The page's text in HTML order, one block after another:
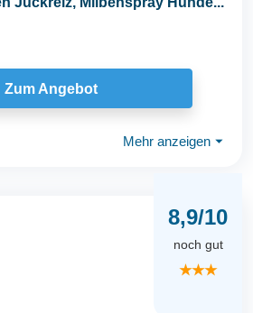
Zum Angebot
Mehr anzeigen ⏷
8,9/10
noch gut
★★★